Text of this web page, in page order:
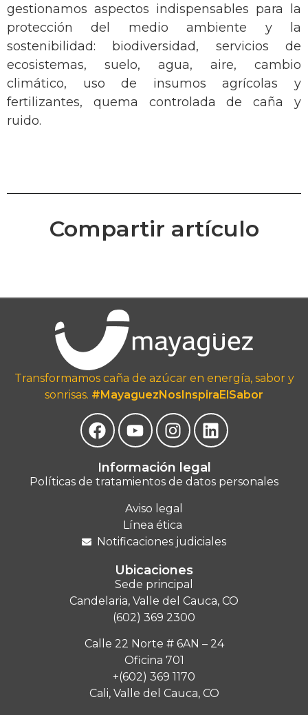
gestionamos aspectos indispensables para la
protección del medio ambiente y la
sostenibilidad: biodiversidad, servicios de
ecosistemas, suelo, agua, aire, cambio
climático, uso de insumos agrícolas y
fertilizantes, quema controlada de caña y
ruido.
Compartir artículo
Transformamos caña de azúcar en energía, sabor y
sonrisas. #MayaguezNosInspiraElSabor
Información legal
Políticas de tratamientos de datos personales
Aviso legal
Línea ética
Notificaciones judiciales
Ubicaciones
Sede principal
Candelaria, Valle del Cauca, CO
(602) 369 2300
Calle 22 Norte # 6AN – 24
Oficina 701
+(602) 369 1170
Cali, Valle del Cauca, CO